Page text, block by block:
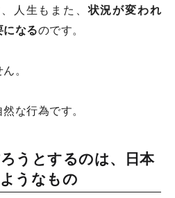
人生もまた、状況が変われ
なるのです。
。
な行為です。
うとするのは、日本
うなもの